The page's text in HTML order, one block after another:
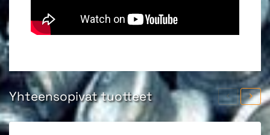
Yhteensopivat tuotteet